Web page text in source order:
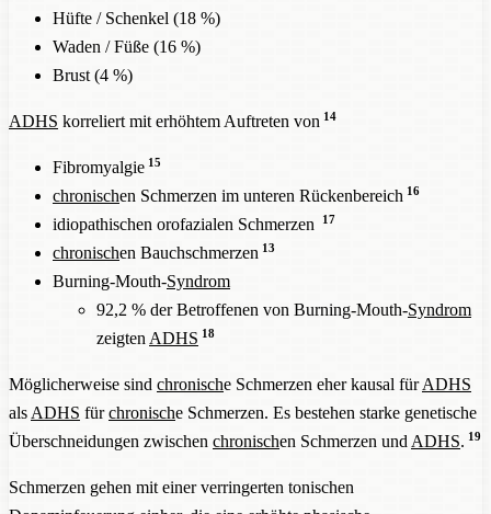
Hüfte / Schenkel (18 %)
Waden / Füße (16 %)
Brust (4 %)
ADHS korreliert mit erhöhtem Auftreten von 14
Fibromyalgie 15
chronischen Schmerzen im unteren Rückenbereich 16
idiopathischen orofazialen Schmerzen 17
chronischen Bauchschmerzen 13
Burning-Mouth-Syndrom
92,2 % der Betroffenen von Burning-Mouth-Syndrom
zeigten ADHS 18
Möglicherweise sind chronische Schmerzen eher kausal fürADHS
als ADHS fürchronische Schmerzen. Es bestehen starke genetische
Überschneidungen zwischen chronischen Schmerzen und ADHS. 19
Schmerzen gehen mit einer verringerten tonischen